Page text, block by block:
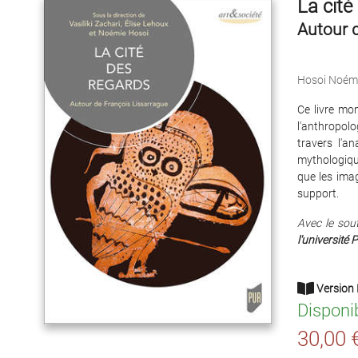
La
Autour
Hosoi
Ce livre
travers
que les
support.
Avec le
l'université
Version
30,00